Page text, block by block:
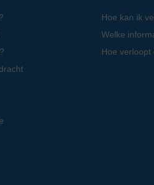
Hoe kan ik
Welke
Hoe verloopt